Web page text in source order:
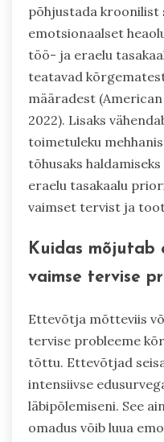
põhjustada kroonilist
emotsionaalset
töö- ja eraelu
teatavad
määradest
2022). Lisaks
toimetuleku
tõhusaks
eraelu tasakaalu
vaimset tervist ja
Kuidas
vaimse tervise
Ettevõtja mõtteviis
tervise probleeme
tõttu. Ettevõtjad
intensiivse
läbipõlemiseni. See
omadus võib luua